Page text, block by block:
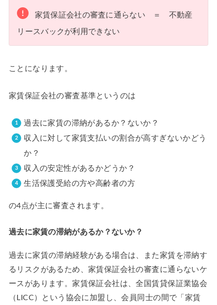
家賃保証会社の審査に通らない ＝ 不動産
リースバックが利用できない
ことになります。
家賃保証会社の審査基準というのは
過去に家賃の滞納があるか？ないか？
収入に対して家賃支払いの割合が高すぎないかどう
か？
収入の安定性があるかどうか？
生活保護受給の方や高齢者の方
の4点が主に審査されます。
過去に家賃の滞納があるか？ないか？
過去に家賃の滞納経験がある場合は、また家賃を滞納す
るリスクがあるため、家賃保証会社の審査に通らないケ
ースがあります。家賃保証会社は、全国賃貸保証業協会
（LICC）という協会に加盟し、会員同士の間で「家賃